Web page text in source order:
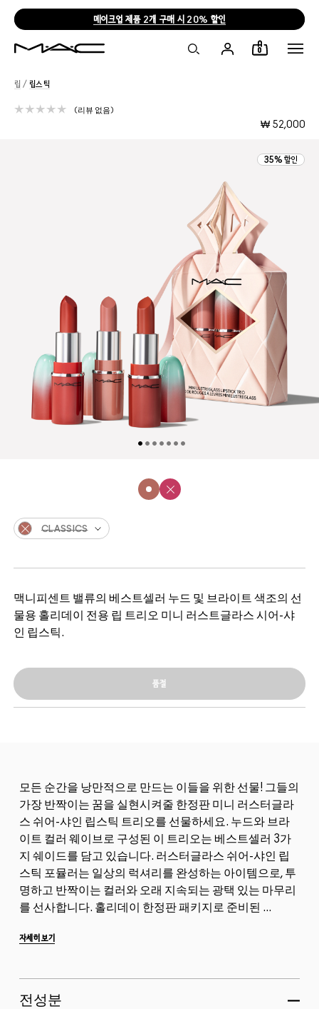
메이크업 제품 2개 구매 시 20% 할인
0
립 / 립스틱
₩ 52,000
리뷰 없음
35% 할인
맥니피센트 밸류의 베스트셀러 누드 및 브라이트 색조의 선
물용 홀리데이 전용 립 트리오 미니 러스트글라스 시어-샤
인 립스틱.
CLASSICS
품절
모든 순간을 낭만적으로 만드는 이들을 위한 선물! 그들의
가장 반짝이는 꿈을 실현시켜줄 한정판 미니 러스터글라
스 쉬어-샤인 립스틱 트리오를 선물하세요. 누드와 브라
이트 컬러 웨이브로 구성된 이 트리오는 베스트셀러 3가
지 쉐이드를 담고 있습니다. 러스터글라스 쉬어-샤인 립
스틱 포뮬러는 일상의 럭셔리를 완성하는 아이템으로, 투
명하고 반짝이는 컬러와 오래 지속되는 광택 있는 마무리
를 선사합니다. 홀리데이 한정판 패키지로 준비된 ...
자세히 보기
전성분